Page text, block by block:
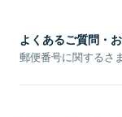
よくあるご質問・
郵便番号に関するさ